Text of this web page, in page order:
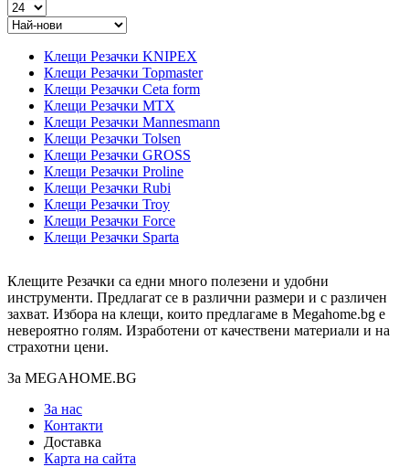
Клещи Резачки KNIPEX
Клещи Резачки Topmaster
Клещи Резачки Ceta form
Клещи Резачки MTX
Клещи Резачки Mannesmann
Клещи Резачки Tolsen
Клещи Резачки GROSS
Клещи Резачки Proline
Клещи Резачки Rubi
Клещи Резачки Troy
Клещи Резачки Force
Клещи Резачки Sparta
Клещите Резачки са едни много полезени и удобни
инструменти. Предлагат се в различни размери и с различен
захват. Избора на клещи, които предлагаме в Megahome.bg е
невероятно голям. Изработени от качествени материали и на
страхотни цени.
За MEGAHOME.BG
За нас
Контакти
Доставка
Карта на сайта